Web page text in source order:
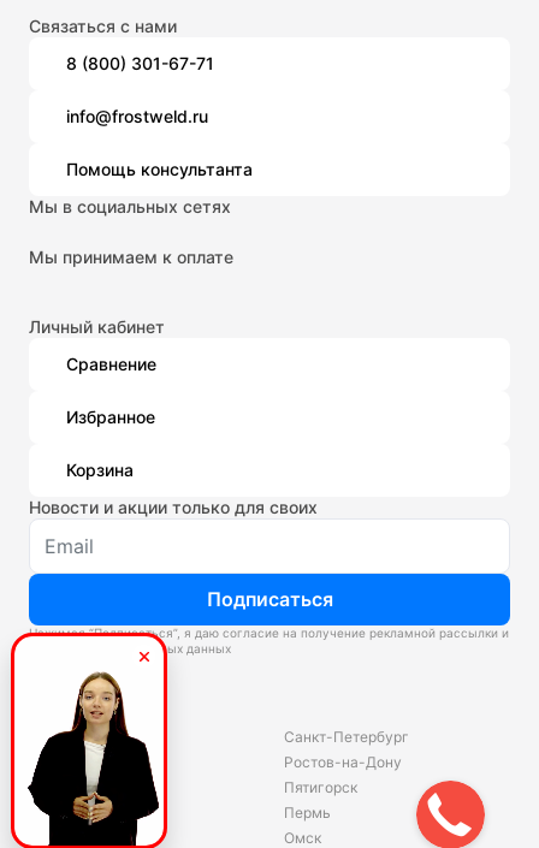
Связаться с нами
8 (800) 301-67-71
info@frostweld.ru
Помощь консультанта
Мы в социальных сетях
Мы принимаем к оплате
Личный кабинет
Сравнение
Избранное
Корзина
Новости и акции только для своих
Подписаться
Нажимая “Подписаться”, я даю согласие на получение рекламной рассылки и
обработку персональных данных
Склады
Владивосток
Екатеринбург
Красноярск
Волгоград
Ярославль
Санкт-Петербург
Ростов-на-Дону
Пятигорск
Пермь
Омск